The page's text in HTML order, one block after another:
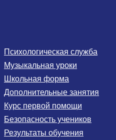
Результаты обучения
Безопасность учеников
Курс первой помощи
Дополнительные занятия
Школьная форма
Музыкальная уроки
Психологическая служба